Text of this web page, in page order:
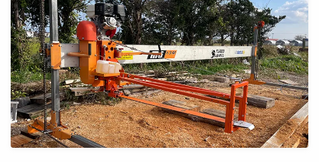
スイングブレード製材機の特徴
ターボソーミルと他の製材方法との比較
デモンストレーション
ターボソーミルの歴史
ページ一覧
製品情報